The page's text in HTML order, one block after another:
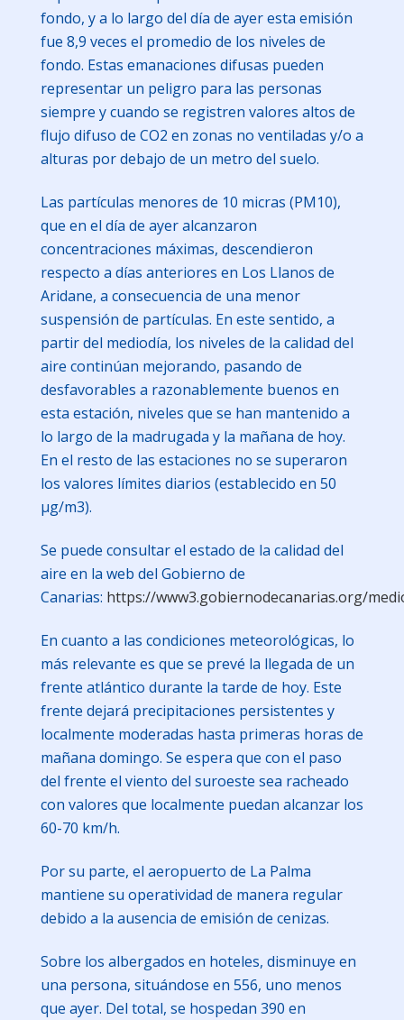
fondo, y a lo largo del día de ayer esta emisión
fue 8,9 veces el promedio de los niveles de
fondo. Estas emanaciones difusas pueden
representar un peligro para las personas
siempre y cuando se registren valores altos de
flujo difuso de CO2 en zonas no ventiladas y/o a
alturas por debajo de un metro del suelo.
Las partículas menores de 10 micras (PM10),
que en el día de ayer alcanzaron
concentraciones máximas, descendieron
respecto a días anteriores en Los Llanos de
Aridane, a consecuencia de una menor
suspensión de partículas. En este sentido, a
partir del mediodía, los niveles de la calidad del
aire continúan mejorando, pasando de
desfavorables a razonablemente buenos en
esta estación, niveles que se han mantenido a
lo largo de la madrugada y la mañana de hoy.
En el resto de las estaciones no se superaron
los valores límites diarios (establecido en 50
μg/m3).
Se puede consultar el estado de la calidad del
aire en la web del Gobierno de
Canarias: https://www3.gobiernodecanarias.org/
En cuanto a las condiciones meteorológicas, lo
más relevante es que se prevé la llegada de un
frente atlántico durante la tarde de hoy. Este
frente dejará precipitaciones persistentes y
localmente moderadas hasta primeras horas de
mañana domingo. Se espera que con el paso
del frente el viento del suroeste sea racheado
con valores que localmente puedan alcanzar los
60-70 km/h.
Por su parte, el aeropuerto de La Palma
mantiene su operatividad de manera regular
debido a la ausencia de emisión de cenizas.
Sobre los albergados en hoteles, disminuye en
una persona, situándose en 556, uno menos
que ayer. Del total, se hospedan 390 en